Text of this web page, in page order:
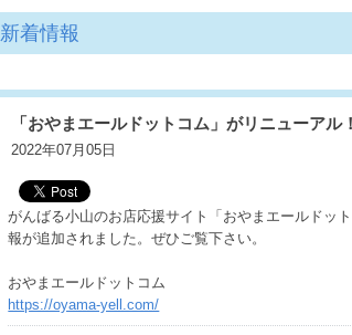
新着情報
「おやまエールドットコム」がリニューア
2022年07月05日
がんばる小山のお店応援サイト「おやまエールドッ
報が追加されました。ぜひご覧下さい。
おやまエールドットコム
https://oyama-yell.com/